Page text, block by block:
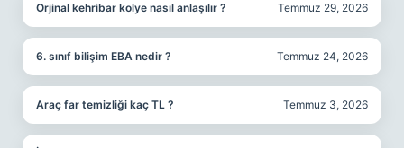
Orjinal kehribar kolye nasıl anlaşılır ? Temmuz 29, 2026
6. sınıf bilişim EBA nedir ? Temmuz 24, 2026
Araç far temizliği kaç TL ? Temmuz 3, 2026